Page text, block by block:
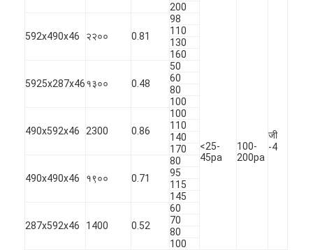
कारखाने का दौरा
समाचार
एयर फिल्टर बनाने की मशीन
<25-
45pa
100-
200pa
जी
-4
200
592x490x46 २२०० 0.81
98
110
130
160
5925x287x46१३०० 0.48
50
60
80
100
490x592x46 2300 0.86
100
110
140
170
490x490x46 १९०० 0.71
80
95
115
145
287x592x46 1400 0.52
60
70
80
100